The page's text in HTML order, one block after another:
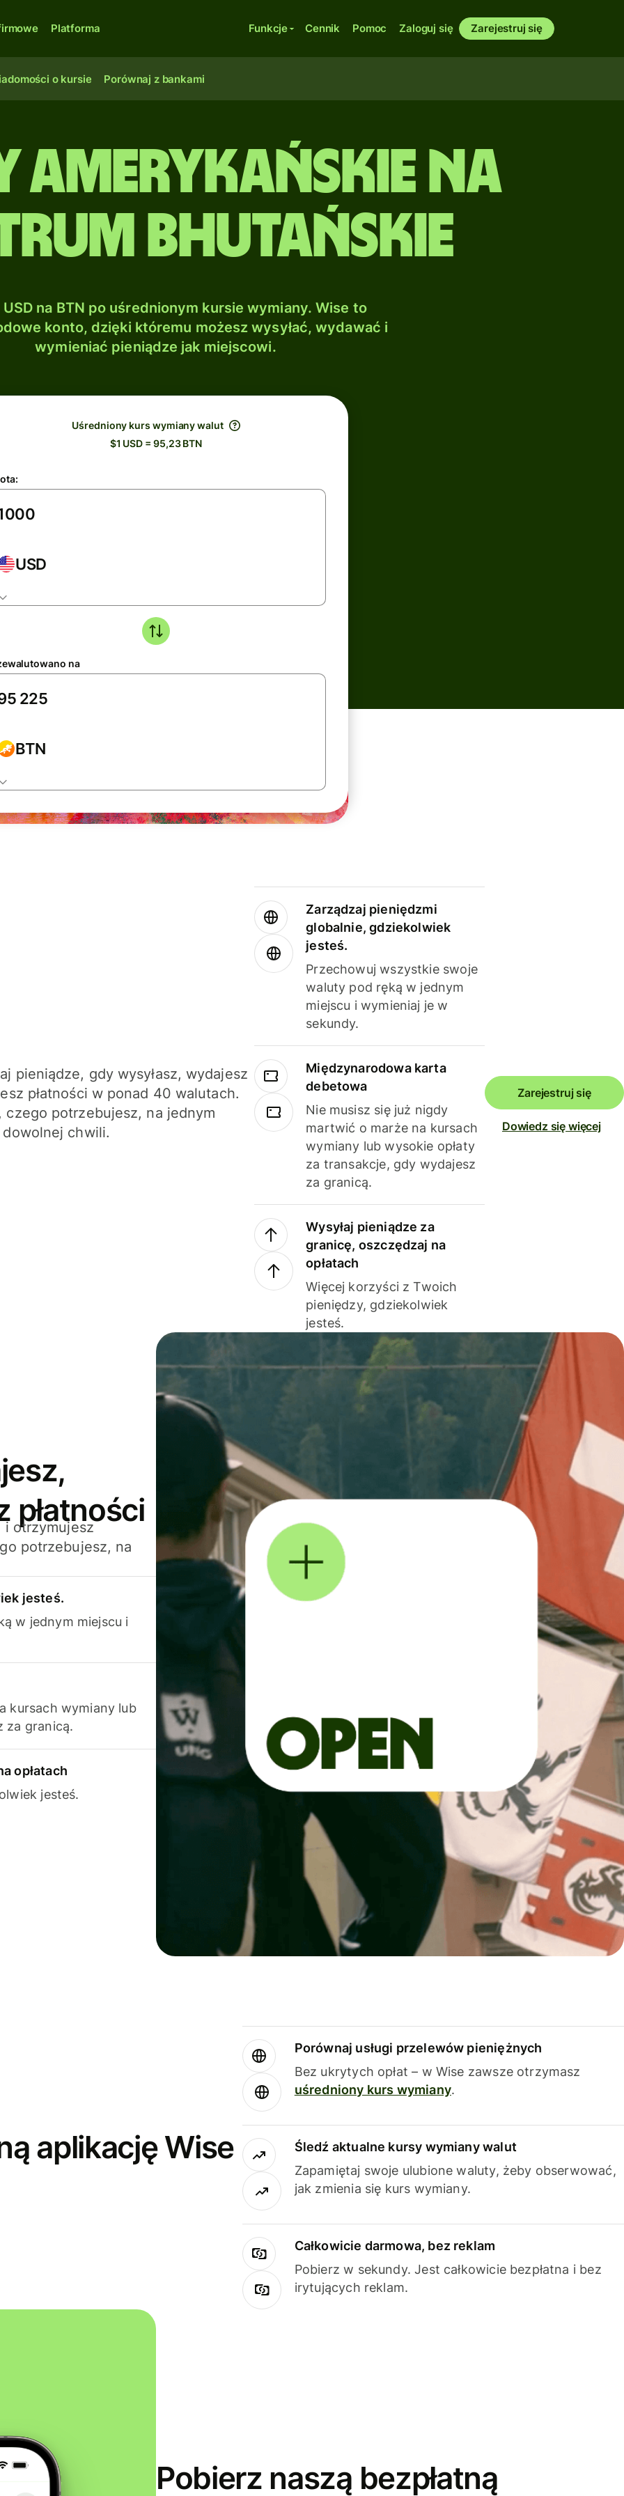
Platforma Funkcje Cennik Pomoc Zaloguj się Zarejestruj się
o kursie Porównaj z bankami
na
bhutańskie
na BTN po uśrednionym kursie wymiany. Wise to
konto, dzięki któremu możesz wysyłać, wydawać i
wymieniać pieniądze jak miejscowi.
Uśredniony kurs wymiany walut
$1 USD = 95,23 BTN
USD
na
BTN
pieniądze, gdy wysyłasz, wydajesz
płatności w ponad 40 walutach.
czego potrzebujesz, na jednym
chwili.
Zarządzaj pieniędzmi
globalnie, gdziekolwiek
jesteś.
Przechowuj wszystkie swoje
waluty pod ręką w jednym
miejscu i wymieniaj je w
sekundy.
Międzynarodowa karta
debetowa
Nie musisz się już nigdy
martwić o marże na kursach
wymiany lub wysokie opłaty
za transakcje, gdy wydajesz
za granicą.
Wysyłaj pieniądze za
granicę, oszczędzaj na
opłatach
Więcej korzyści z Twoich
pieniędzy, gdziekolwiek
jesteś.
Zarejestruj się
Dowiedz się więcej
płatności
i otrzymujesz
potrzebujesz, na
jesteś.
w jednym miejscu i
kursach wymiany lub
za granicą.
opłatach
jesteś.
aplikację Wise
Porównaj usługi przelewów pieniężnych
Bez ukrytych opłat – w Wise zawsze otrzymasz
uśredniony kurs wymiany.
Śledź aktualne kursy wymiany walut
Zapamiętaj swoje ulubione waluty, żeby obserwować,
jak zmienia się kurs wymiany.
Całkowicie darmowa, bez reklam
Pobierz w sekundy. Jest całkowicie bezpłatna i bez
irytujących reklam.
Pobierz naszą bezpłatną